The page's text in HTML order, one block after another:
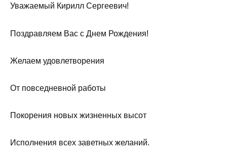
Уважаемый Кирилл Сергеевич!
Поздравляем Вас с Днем Рождения!
Желаем удовлетворения
От повседневной работы
Покорения новых жизненных высот
Исполнения всех заветных желаний.